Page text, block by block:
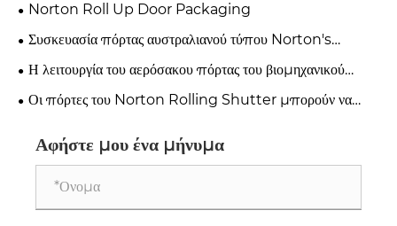
Norton Roll Up Door Packaging
Συσκευασία πόρτας αυστραλιανού τύπου Norton's
Australian
Η λειτουργία του αερόσακου πόρτας του βιομηχανικού
γκαράζ Norton
Οι πόρτες του Norton Rolling Shutter μπορούν να
Αφήστε μου ένα μήνυμα